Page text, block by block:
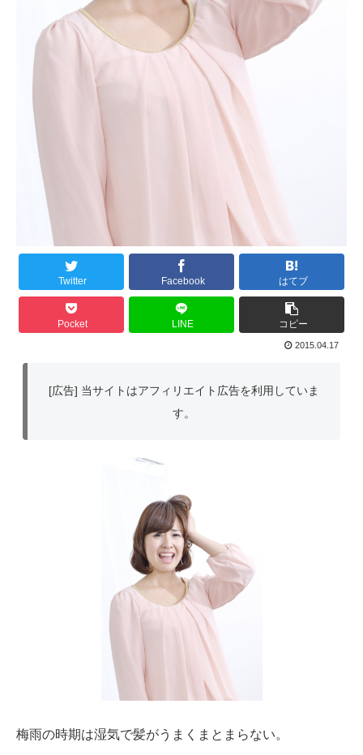
Twitter Facebook はてブ
Pocket LINE コピー
2015.04.17
[広告] 当サイトはアフィリエイト広告を利用していま
す。
梅雨の時期は湿気で髪がうまくまとまらない。